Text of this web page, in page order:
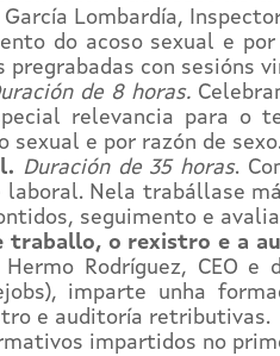
Lombardía,
do acoso sexual e
con sesións
de 8 horas.
relevancia para o
e por razón de
Duración de 35 horas.
laboral. Nela trabállase
seguimento e
traballo, o rexistro e a
Rodríguez, CEO
imparte unha
e auditoría retributivas.
impartidos no